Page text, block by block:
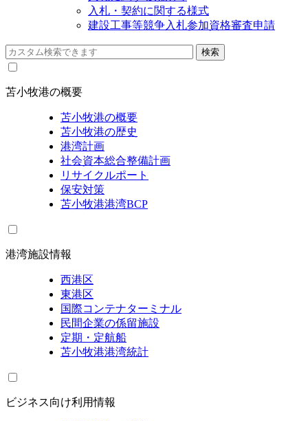
入札・契約に関する様式
建設工事等競争入札参加資格審査申請
苫小牧港の概要
苫小牧港の概要
苫小牧港の歴史
港湾計画
社会資本総合整備計画
リサイクルポート
保安対策
苫小牧港港湾BCP
港湾施設情報
西港区
東港区
国際コンテナターミナル
民間企業の係留施設
定期・定航船
苫小牧港港湾統計
ビジネス向け利用情報